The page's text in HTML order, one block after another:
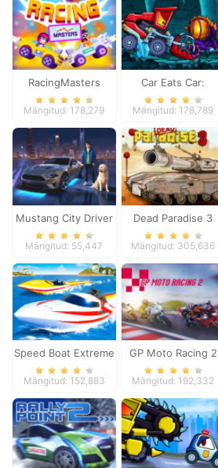
RacingMasters
Mängitud: 178,279
Car Eats Car:
Dungeon Adventure
Mängitud: 178,789
Mustang City Driver
Mängitud: 55,447
Dead Paradise 3
Mängitud: 305,636
Speed Boat Extreme
Racing
Mängitud: 152,883
GP Moto Racing 2
Mängitud: 192,332